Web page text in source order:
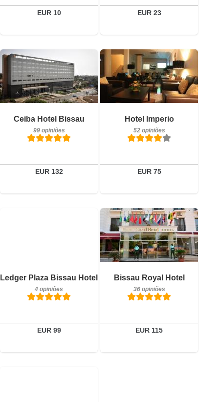
EUR 10 EUR 23
Ceiba Hotel Bissau
99 opiniões
EUR 132
99 opiniões
Reservar
Hotel Imperio
52 opiniões
EUR 75
52 opiniões
Reservar
Ledger Plaza Bissau Hotel
4 opiniões
EUR 99
4 opiniões
Reservar
Bissau Royal Hotel
36 opiniões
EUR 115
36 opiniões
Reservar